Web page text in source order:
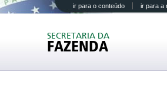
ir para o conteúdo ir para a
SECRETARIA DA
FAZENDA